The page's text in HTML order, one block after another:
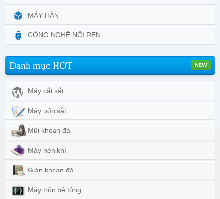
MÁY HÀN
CÔNG NGHỆ NỐI REN
Danh mục HOT
Máy cắt sắt
Máy uốn sắt
Mũi khoan đá
Máy nén khí
Giàn khoan đá
Máy trộn bê tông